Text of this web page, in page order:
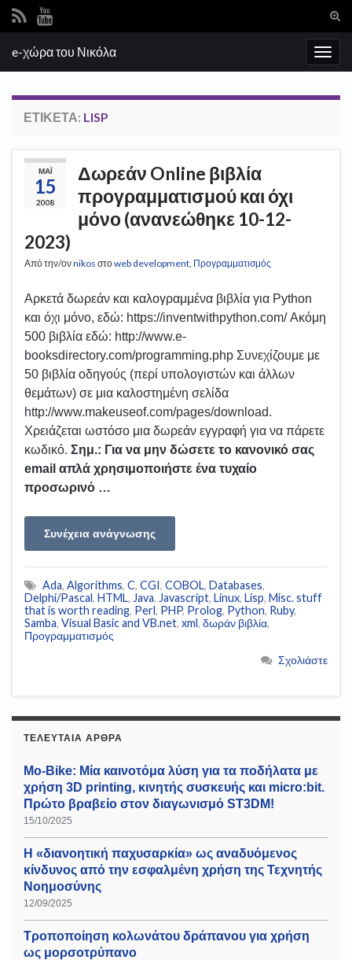
Search for:
e-χώρα του Νικόλα
ΕΤΙΚΈΤΑ: LISP
ΜΆΙ
15
2008
Δωρεάν Online βιβλία
προγραμματισμού και όχι
μόνο (ανανεώθηκε 10-12-
2023)
Από την/ονnikos στοweb development, Προγραμματισμός
Αρκετά δωρεάν και καλογραμμένα βιβλία για Python
και όχι μόνο, εδώ: https://inventwithpython.com/ Ακόμη
500 βιβλία εδώ: http://www.e-
booksdirectory.com/programming.php Συνεχίζουμε με
50 βιβλία οδηγούς (περί υπολογιστών και άλλων
θεμάτων) σε μια καλοστημένη σελίδα
http://www.makeuseof.com/pages/download.
Χρειάζεται ωστόσο μια δωρεάν εγγραφή για να πάρετε
κωδικό. Σημ.: Για να μην δώσετε το κανονικό σας
email απλά χρησιμοποιήστε ένα τυχαίο
προσωρινό …
Συνέχεια ανάγνωσης
Ada, Algorithms, C, CGI, COBOL, Databases,
Delphi/Pascal, HTML, Java, Javascript, Linux, Lisp, Misc. stuff
that is worth reading, Perl, PHP, Prolog, Python, Ruby,
Samba, Visual Basic and VB.net, xml, δωράν βιβλία,
Προγραμματισμός
Σχολιάστε
ΤΕΛΕΥΤΑΊΑ ΆΡΘΡΑ
Mo-Bike: Μία καινοτόμα λύση για τα ποδήλατα με
χρήση 3D printing, κινητής συσκευής και micro:bit.
Πρώτο βραβείο στον διαγωνισμό ST3DM!
15/10/2025
Η «διανοητική παχυσαρκία» ως αναδυόμενος
κίνδυνος από την εσφαλμένη χρήση της Τεχνητής
Νοημοσύνης
12/09/2025
Τροποποίηση κολωνάτου δράπανου για χρήση
ως μορσοτρύπανο